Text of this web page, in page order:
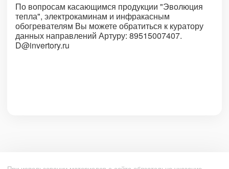
По вопросам касающимся продукции "Эволюция
тепла", электрокаминам и инфракасным
обогревателям Вы можете обратиться к куратору
данных направлений Артуру: 89515007407.
D@invertory.ru